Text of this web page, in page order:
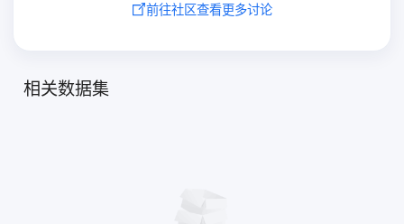
前往社区查看更多讨论
相关数据集